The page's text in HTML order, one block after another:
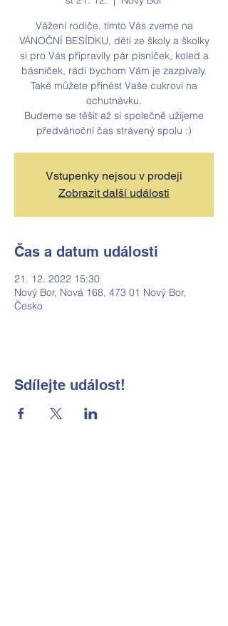
Vážení rodiče. tímto Vás zveme na
VÁNOČNÍ BESÍDKU, děti ze školy a školky
si pro Vás připravily pár písniček, koled a
básniček, rádi bychom Vám je zazpívaly.
Také můžete přinést Vaše cukroví na
ochutnávku.
Budeme se těšit až si společně užijeme
předvánoční čas strávený spolu :)
Vstupenky nejsou v prodeji
Zobrazit další události
Čas a datum události
21. 12. 2022 15:30
Nový Bor, Nová 168, 473 01 Nový Bor,
Česko
Sdílejte událost!